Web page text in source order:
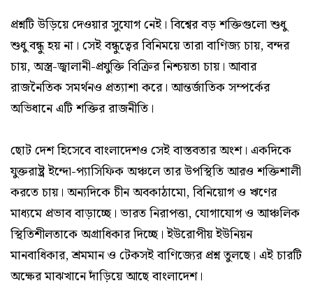
প্রশ্নটি উড়িয়ে দেওয়ার সুযোগ নেই। বিশ্বের বড় শক্তিগুলো শুধু
শুধু বন্ধু হয় না। সেই বন্ধুত্বের বিনিময়ে তারা বাণিজ্য চায়, বন্দর
চায়, অস্ত্র-জ্বালানী-প্রযুক্তি বিক্রির নিশ্চয়তা চায়। আবার
রাজনৈতিক সমর্থনও প্রত্যাশা করে। আন্তর্জাতিক সম্পর্কের
অভিধানে এটি শক্তির রাজনীতি।
ছোট দেশ হিসেবে বাংলাদেশও সেই বাস্তবতার অংশ। একদিকে
যুক্তরাষ্ট্র ইন্দো-প্যাসিফিক অঞ্চলে তার উপস্থিতি আরও শক্তিশালী
করতে চায়। অন্যদিকে চীন অবকাঠামো, বিনিয়োগ ও ঋণের
মাধ্যমে প্রভাব বাড়াচ্ছে। ভারত নিরাপত্তা, যোগাযোগ ও আঞ্চলিক
স্থিতিশীলতাকে অগ্রাধিকার দিচ্ছে। ইউরোপীয় ইউনিয়ন
মানবাধিকার, শ্রমমান ও টেকসই বাণিজ্যের প্রশ্ন তুলছে। এই চারটি
অক্ষের মাঝখানে দাঁড়িয়ে আছে বাংলাদেশ।